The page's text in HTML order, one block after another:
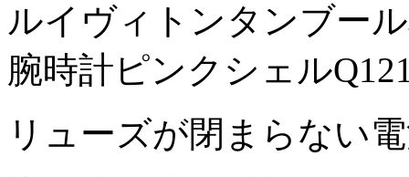
ルイヴィトンタンブー
腕時計ピンクシェル
リューズが閉まらない